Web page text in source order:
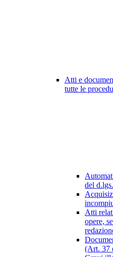
Atti e
tutte le
del
Atti
opere,
(Art. 37